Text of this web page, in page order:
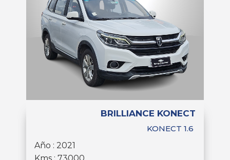
BRILLIANCE KONECT
KONECT 1.6
Año : 2021